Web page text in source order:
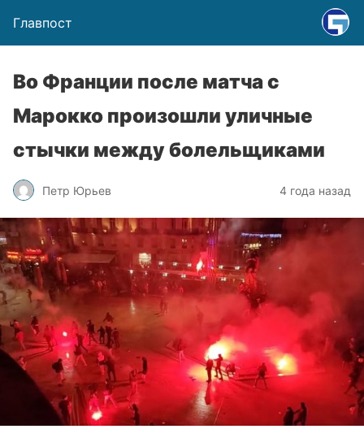
Главпост
Во Франции после матча с
Марокко произошли уличные
стычки между болельщиками
Петр Юрьев 4 года назад